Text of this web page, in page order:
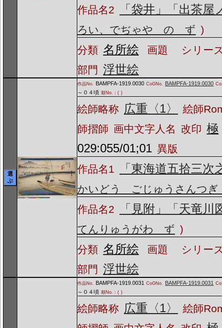
作品名2
「袋井」「出茶屋
ろい、でぢゃや の ず )
分類 名所絵 画題
シリー
部門 浮世絵
選
ぶ
作品No. BAMPFA-1919.0030 CoGNo. BAMPFA-1919.0030
～０４頃 順No.：( )
絵師略称 広重〈1〉
絵師
師摺師 画中文字人名 改印 極
029:055/01;01 異版
作品名1
「東海道五拾三次
かいどう ごじゅうさんつ
作品名2
「見附」「天竜川
てんりゅうがわ ず )
分類 名所絵 画題
シリー
部門 浮世絵
作品No. BAMPFA-1919.0031 CoGNo. BAMPFA-1919.0031
～０４頃 順No.：( )
絵師略称 広重〈1〉
絵師